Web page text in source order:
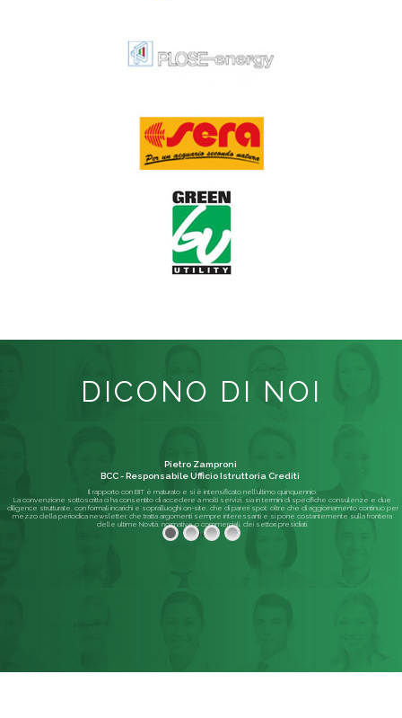
DICONO DI NOI
Il rapporto con BIT è maturato e si è intensificato nell'ultimo quinquennio.
La convenzione sottoscritta ci ha consentito di accedere a molti servizi, sia in termini di specifiche consulenze e due
diligence strutturate, con formali incarichi e sopralluoghi on-site, che di pareri spot; oltre che di aggiornamento continuo per
mezzo della periodica newsletter, che tratta argomenti sempre interessanti e si pone costantemente sulla frontiera
delle ultime Novità, normative o commerciali, dei settori presidiati.
Pietro Zamproni
BCC - Responsabile Ufficio Istruttoria Crediti
Leggi di più